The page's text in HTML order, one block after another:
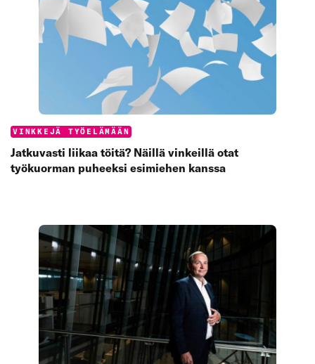
Categories:
VINKKEJÄ TYÖELÄMÄÄN
Jatkuvasti liikaa töitä? Näillä vinkeillä otat
työkuorman puheeksi esimiehen kanssa